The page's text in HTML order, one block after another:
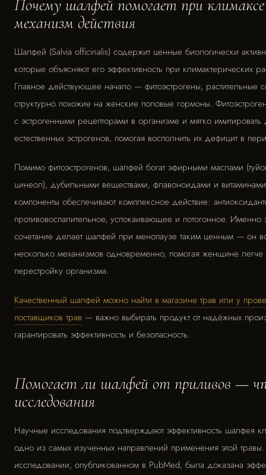
Почему шалфей помогает при
механизм действия
Шалфей (Salvia officinalis) содержит ценные биологически
которые объясняют его эффективность при климактерических
Главное действующее начало — фитоэстрогены, растительные
структурно похожие на женские половые гормоны.
с эстрогенными рецепторами в организме и мягко имитировать
естественных эстрогенов, помогая восполнить их дефицит в
Помимо фитоэстрогенов, шалфей богат эфирными маслами
цинеол), дубильными веществами, флавоноидами и
компоненты обеспечивают комплексное действие:
противовоспалительное, успокаивающее и потогонное. Именно
сочетание делает шалфей при менопаузе таким ценным — он
несколько механизмов одновременно, помогая женщине легче
перестройку организма.
Качественный шалфей можно найти в магазине трав или у
поставщиков трав — важно выбирать продукт от надёжных
гарантировать эффективность и безопасность.
Помогает ли шалфей от приливов —
исследования
Научные исследования подтверждают эффективность шалфея
одно из самых изученных направлений применения этой
исследовании, опубликованном в PubMed, была доказана